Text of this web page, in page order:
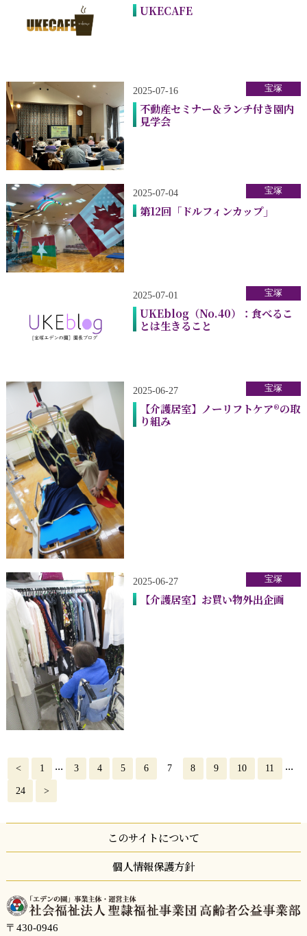
UKECAFE
2025-07-16
不動産セミナー＆ランチ付き園内
見学会
宝塚
2025-07-04
第12回「ドルフィンカップ」
宝塚
2025-07-01
UKEblog（No.40）：食べるこ
とは生きること
宝塚
2025-06-27
【介護居室】ノーリフトケア®の取
り組み
宝塚
2025-06-27
【介護居室】お買い物外出企画
宝塚
< 1 ... 3 4 5 6 7 8 9 10 11 ...
24 >
このサイトについて
個人情報保護方針
〒430-0946